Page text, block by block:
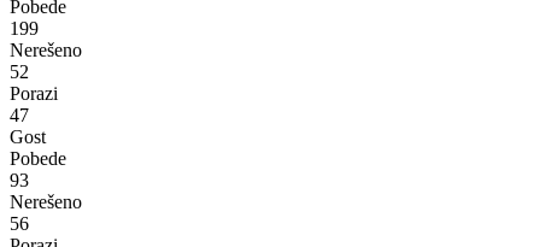
Pobede
199
Nerešeno
52
Porazi
47
Gost
Pobede
93
Nerešeno
56